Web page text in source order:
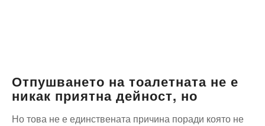
Отпушването на тоалетната не е
никак приятна дейност, но
Но това не е единствената причина поради която не